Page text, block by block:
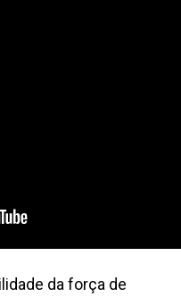
da força de